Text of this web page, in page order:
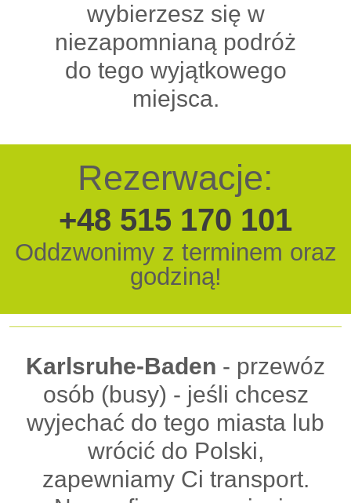
wybierzesz się w
niezapomnianą podróż
do tego wyjątkowego
miejsca.
Rezerwacje:
+48 515 170 101
Oddzwonimy z terminem oraz
godziną!
Karlsruhe-Baden - przewóz
osób (busy) - jeśli chcesz
wyjechać do tego miasta lub
wrócić do Polski,
zapewniamy Ci transport.